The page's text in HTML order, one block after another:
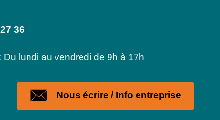
36
Du lundi au vendredi de 9h à 17h
Nous écrire / Info entreprise